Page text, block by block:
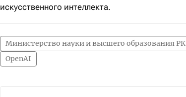
искусственного интеллекта.
Министерство науки и высшего образования РК
OpenAI